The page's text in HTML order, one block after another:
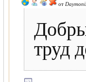
от
труд